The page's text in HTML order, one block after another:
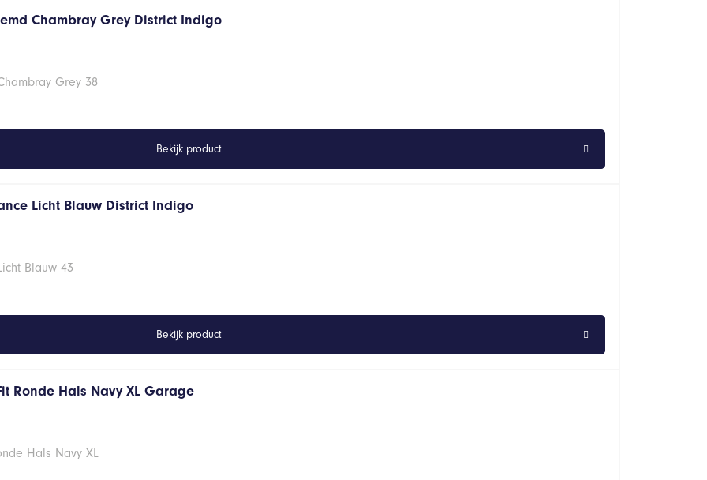
Chambray Grey District Indigo
Grey 38
Bekijk product
Licht Blauw District Indigo
Blauw 43
Bekijk product
Ronde Hals Navy XL Garage
Hals Navy XL